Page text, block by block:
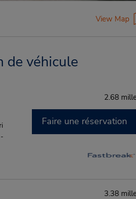
View Map
de véhicule
2.68
Faire une réservation
3.38